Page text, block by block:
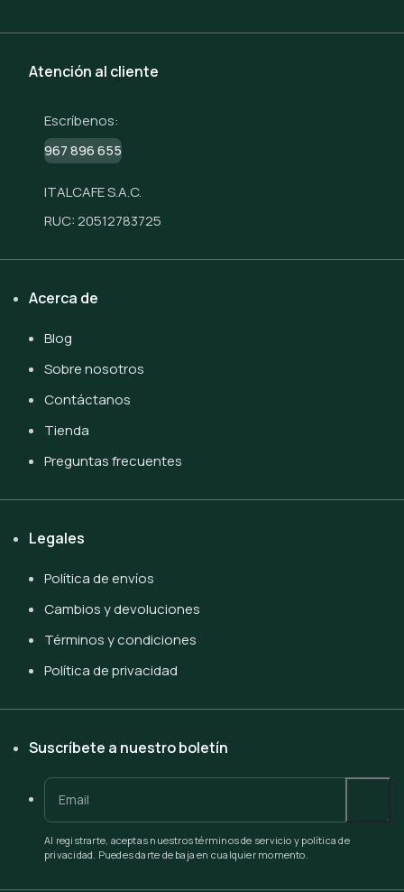
Atención al cliente
Escríbenos:
967 896 655
ITALCAFE S.A.C.
RUC: 20512783725
Acerca de
Blog
Sobre nosotros
Contáctanos
Tienda
Preguntas frecuentes
Legales
Política de envíos
Cambios y devoluciones
Términos y condiciones
Política de privacidad
Suscríbete a nuestro boletín
Al registrarte, aceptas nuestros términos de servicio y política de
privacidad. Puedes darte de baja en cualquier momento.